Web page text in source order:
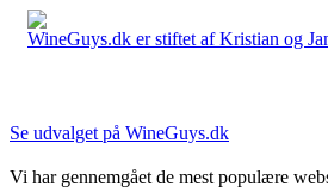
WineGuys.dk er stiftet af Kristian og
Se udvalget på WineGuys.dk
Vi har gennemgået de mest populære